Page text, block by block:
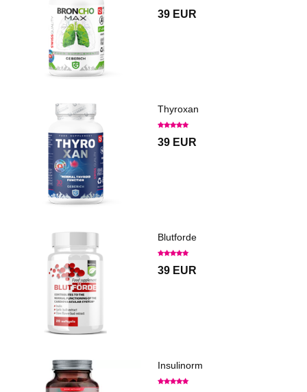
39 EUR
Thyroxan
39 EUR
Blutforde
39 EUR
Insulinorm